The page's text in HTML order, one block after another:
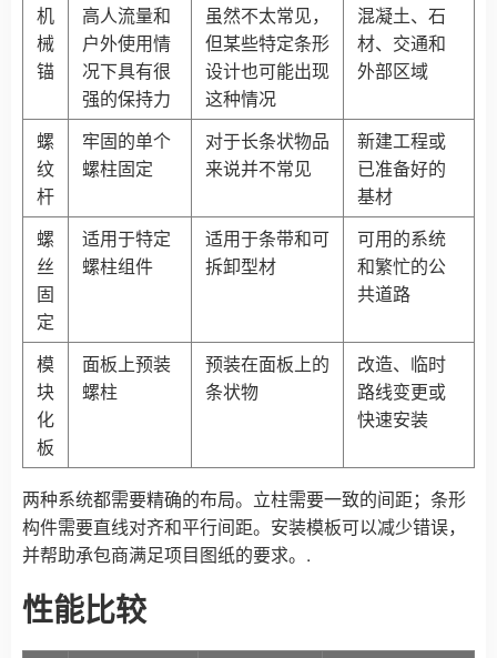
机
械
锚
高人流量和
户外使用情
况下具有很
强的保持力
虽然不太常见，
但某些特定条形
设计也可能出现
这种情况
混凝土、石
材、交通和
外部区域
螺
纹
杆
牢固的单个
螺柱固定
对于长条状物品
来说并不常见
新建工程或
已准备好的
基材
螺
丝
固
定
适用于特定
螺柱组件
适用于条带和可
拆卸型材
可用的系统
和繁忙的公
共道路
模
块
化
板
面板上预装
螺柱
预装在面板上的
条状物
改造、临时
路线变更或
快速安装
两种系统都需要精确的布局。立柱需要一致的间距；条形
构件需要直线对齐和平行间距。安装模板可以减少错误，
并帮助承包商满足项目图纸的要求。.
性能比较